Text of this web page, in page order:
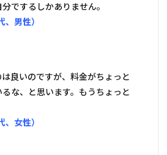
でするしかありません。
男性）
良いのですが、料金がちょっと
な、と思います。もうちょっと
女性）